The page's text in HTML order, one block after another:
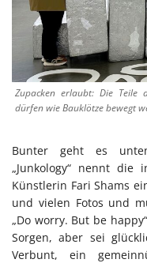
Zupacken erlaubt: Die Teile
dürfen wie Bauklötze bewegt
Bunter geht es
„Junkology“ nennt
Künstlerin Fari Shams
und vielen Fotos und
„Do worry. But be
Sorgen, aber sei
Verbunt, ein